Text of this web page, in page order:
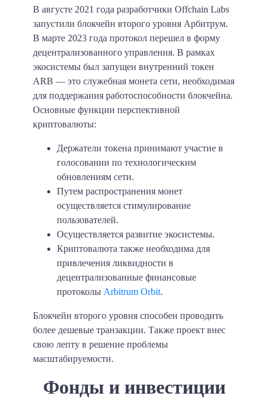
В августе 2021 года разработчики Offchain Labs
запустили блокчейн второго уровня Арбитрум.
В марте 2023 года протокол перешел в форму
децентрализованного управления. В рамках
экосистемы был запущен внутренний токен
ARB — это служебная монета сети, необходимая
для поддержания работоспособности блокчейна.
Основные функции перспективной
криптовалюты:
Держатели токена принимают участие в
голосовании по технологическим
обновлениям сети.
Путем распространения монет
осуществляется стимулирование
пользователей.
Осуществляется развитие экосистемы.
Криптовалюта также необходима для
привлечения ликвидности в
децентрализованные финансовые
протоколы Arbitrum Orbit.
Блокчейн второго уровня способен проводить
более дешевые транзакции. Также проект внес
свою лепту в решение проблемы
масштабируемости.
Фонды и инвестиции